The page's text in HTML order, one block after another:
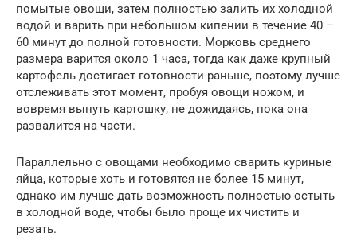
помытые овощи, затем полностью залить их холодной
водой и варить при небольшом кипении в течение 40 –
60 минут до полной готовности. Морковь среднего
размера варится около 1 часа, тогда как даже крупный
картофель достигает готовности раньше, поэтому лучше
отслеживать этот момент, пробуя овощи ножом, и
вовремя вынуть картошку, не дожидаясь, пока она
развалится на части.
Параллельно с овощами необходимо сварить куриные
яйца, которые хоть и готовятся не более 15 минут,
однако им лучше дать возможность полностью остыть
в холодной воде, чтобы было проще их чистить и
резать.